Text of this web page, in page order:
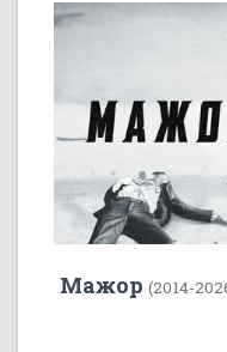
Мажор (2014-